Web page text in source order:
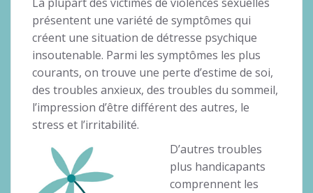
présentent une variété de symptômes qui
créent une situation de détresse psychique
insoutenable. Parmi les symptômes les plus
courants, on trouve une perte d’estime de soi,
des troubles anxieux, des troubles du sommeil,
l’impression d’être différent des autres, le
stress et l’irritabilité.
D’autres troubles
plus handicapants
comprennent les